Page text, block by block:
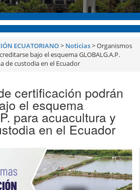
ECUATORIANO> Noticias>Organismos
bajo el esquema GLOBALG.A.P.
de custodia en el Ecuador
certificación podrán
el esquema
para acuacultura y
en el Ecuador